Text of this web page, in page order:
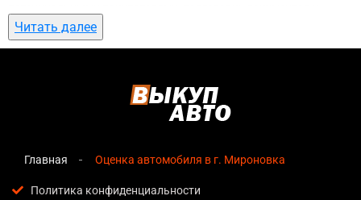
ожидание. С нами вы можете
Мироновкавсего за 1 день.
автомобиля в г. Мироновка
озвучивается сразу после обращения, без скрытых
Прозрачные условия— все этапы сделки полностью
Читать далее
Главная Оценка автомобиля в г. Мироновка
Политика конфиденциальности